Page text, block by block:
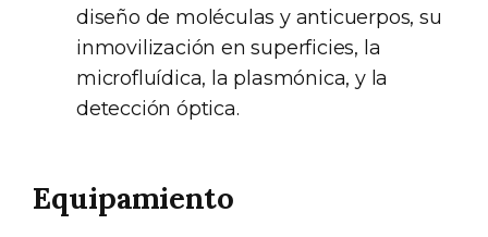
diseño de moléculas y anticuerpos, su
inmovilización en superficies, la
microfluídica, la plasmónica, y la
detección óptica.
Equipamiento